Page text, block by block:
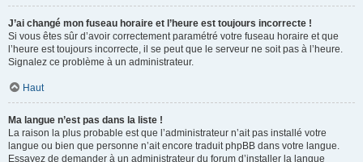
J’ai changé mon fuseau horaire et l’heure est toujours incorrecte !
Si vous êtes sûr d’avoir correctement paramétré votre fuseau horaire et que
l’heure est toujours incorrecte, il se peut que le serveur ne soit pas à l’heure.
Signalez ce problème à un administrateur.
Haut
Ma langue n’est pas dans la liste !
La raison la plus probable est que l’administrateur n’ait pas installé votre
langue ou bien que personne n’ait encore traduit phpBB dans votre langue.
Essayez de demander à un administrateur du forum d’installer la langue